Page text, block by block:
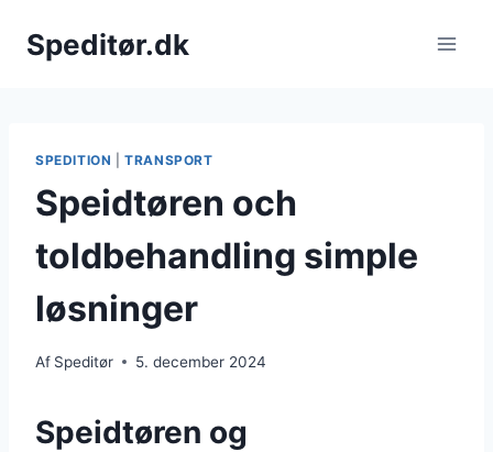
Speditør.dk
SPEDITION |TRANSPORT
Speidtøren och
toldbehandling simple
løsninger
Af Speditør 5. december 2024
Speidtøren og